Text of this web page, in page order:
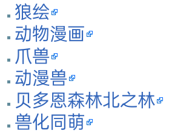
狼绘
动物漫画
爪兽
动漫兽
贝多恩森林北之林
兽化同萌